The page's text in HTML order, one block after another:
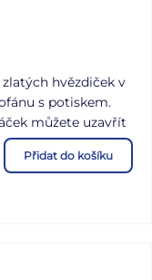
hvězdiček v
s potiskem.
můžete uzavřít
hvězdičky
modrá, bílá,
Přidat do košíku